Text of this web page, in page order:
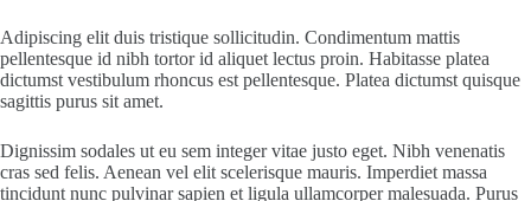
Adipiscing elit duis tristique sollicitudin. Condimentum mattis
pellentesque id nibh tortor id aliquet lectus proin. Habitasse platea
dictumst vestibulum rhoncus est pellentesque. Platea dictumst quisque
sagittis purus sit amet.
Dignissim sodales ut eu sem integer vitae justo eget. Nibh venenatis
cras sed felis. Aenean vel elit scelerisque mauris. Imperdiet massa
tincidunt nunc pulvinar sapien et ligula ullamcorper malesuada. Purus